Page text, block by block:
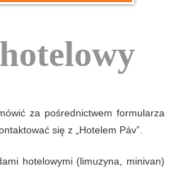
za pośrednictwem formularza
się z „Hotelem Páv”.
hotelowymi (limuzyna, minivan)